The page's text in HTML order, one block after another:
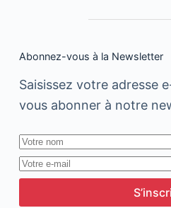
Abonnez-vous à la Newsletter
Saisissez votre adresse
vous abonner à notre